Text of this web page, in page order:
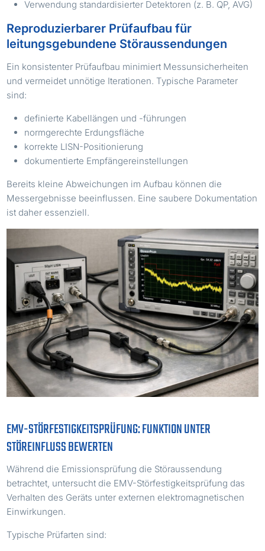
Verwendung standardisierter Detektoren (z. B. QP, AVG)
Reproduzierbarer Prüfaufbau für
leitungsgebundene Störaussendungen
Ein konsistenter Prüfaufbau minimiert Messunsicherheiten
und vermeidet unnötige Iterationen. Typische Parameter
sind:
definierte Kabellängen und -führungen
normgerechte Erdungsfläche
korrekte LISN-Positionierung
dokumentierte Empfängereinstellungen
Bereits kleine Abweichungen im Aufbau können die
Messergebnisse beeinflussen. Eine saubere Dokumentation
ist daher essenziell.
EMV-STÖRFESTIGKEITSPRÜFUNG: FUNKTION UNTER
STÖREINFLUSS BEWERTEN
Während die Emissionsprüfung die Störaussendung
betrachtet, untersucht die EMV-Störfestigkeitsprüfung das
Verhalten des Geräts unter externen elektromagnetischen
Einwirkungen.
Typische Prüfarten sind: